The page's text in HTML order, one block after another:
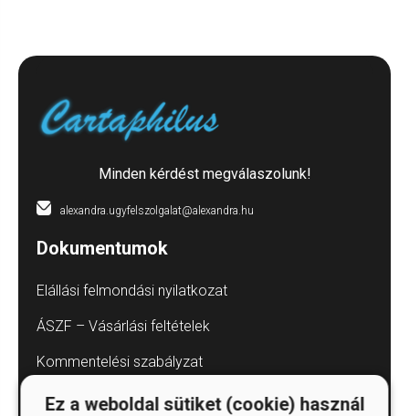
Minden kérdést megválaszolunk!
alexandra.ugyfelszolgalat@alexandra.hu
Dokumentumok
Elállási felmondási nyilatkozat
ÁSZF – Vásárlási feltételek
Kommentelési szabályzat
Adatvédelmi tájékoztatók
Ez a weboldal sütiket (cookie) használ